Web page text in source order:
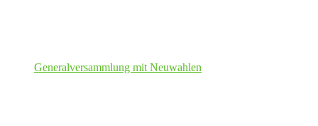
Generalversammlung mit Neuwahlen